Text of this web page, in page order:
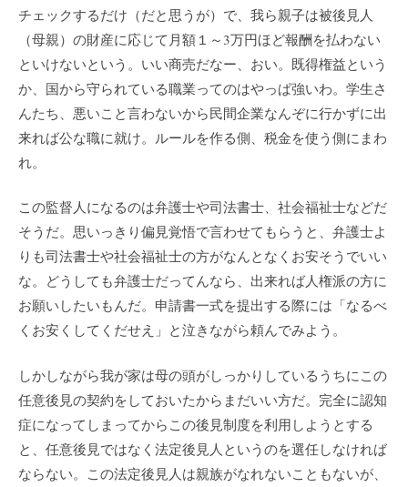
チェックするだけ（だと思うが）で、我ら親子は被後見人
（母親）の財産に応じて月額１～3万円ほど報酬を払わない
といけないという。いい商売だなー、おい。既得権益という
か、国から守られている職業ってのはやっぱ強いわ。学生さ
んたち、悪いこと言わないから民間企業なんぞに行かずに出
来れば公な職に就け。ルールを作る側、税金を使う側にまわ
れ。
この監督人になるのは弁護士や司法書士、社会福祉士などだ
そうだ。思いっきり偏見覚悟で言わせてもらうと、弁護士よ
りも司法書士や社会福祉士の方がなんとなくお安そうでいい
な。どうしても弁護士だってんなら、出来れば人権派の方に
お願いしたいもんだ。申請書一式を提出する際には「なるべ
くお安くしてくだせえ」と泣きながら頼んでみよう。
しかしながら我が家は母の頭がしっかりしているうちにこの
任意後見の契約をしておいたからまだいい方だ。完全に認知
症になってしまってからこの後見制度を利用しようとする
と、任意後見ではなく法定後見人というのを選任しなければ
ならない。この法定後見人は親族がなれないこともないが、